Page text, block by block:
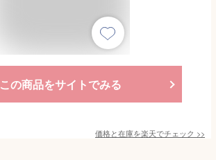
この商品をサイトでみる
価格と在庫を楽天でチェック >>